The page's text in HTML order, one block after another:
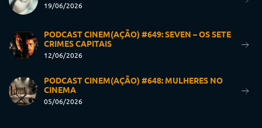
19/06/2026
PODCAST CINEM(AÇÃO) #649: SEVEN – OS SETE
CRIMES CAPITAIS
12/06/2026
PODCAST CINEM(AÇÃO) #648: MULHERES NO
CINEMA
05/06/2026